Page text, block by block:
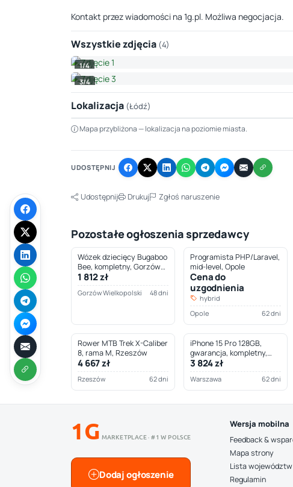
Kontakt przez wiadomości na 1g.pl. Możliwa negocjacja.
Wszystkie zdjęcia (4)
1/4
3/4
Lokalizacja (Łódź)
+
−
Mapa przybliżona — lokalizacja na poziomie miasta.
UDOSTĘPNIJ
Udostępnij Drukuj Zgłoś naruszenie
Pozostałe ogłoszenia sprzedawcy
Wózek dziecięcy Bugaboo
Bee, kompletny, Gorzów
Wielkopolski
1 812 zł
Gorzów Wielkopolski 48 dni
Programista PHP/Laravel,
mid-level, Opole
Cena do
uzgodnienia
hybrid
Opole
62 dni
Rower MTB Trek X-Caliber
8, rama M, Rzeszów
4 667 zł
Rzeszów 62 dni
iPhone 15 Pro 128GB,
gwarancja, kompletny,
Warszawa
3 824 zł
Warszawa 62 dni
1G MARKETPLACE · #1 W POLSCE
Dodaj ogłoszenie
Wersja mobilna
Feedback &
Mapa strony
Lista województw
Regulamin